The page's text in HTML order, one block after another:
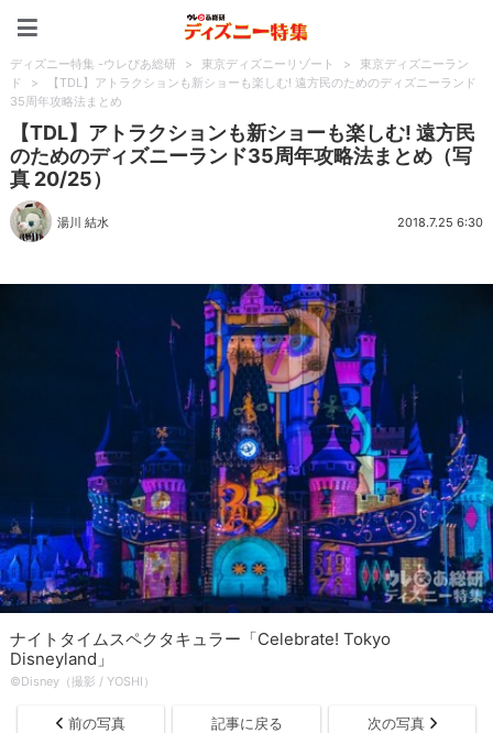
ディズニー特集 -ウレぴあ総研 > 東京ディズニーリゾート >
東京ディズニーラン
ド
>
【TDL】アトラクションも新ショーも楽しむ! 遠方民のためのディズニーランド
35周年攻略法まとめ
【TDL】アトラクションも新ショーも楽しむ! 遠方民
のためのディズニーランド35周年攻略法まとめ（写
真 20/25）
湯川 結水 2018.7.25 6:30
ナイトタイムスペクタキュラー「Celebrate! Tokyo
Disneyland」
©Disney（撮影 / YOSHI）
前の写真 記事に戻る 次の写真